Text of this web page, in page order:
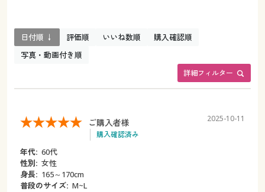
詳細フィルター
日付順 ↓ 評価順 いいね数順
購入確認順
写真・動画付き順
ご購入者様
購入確認済み
2025-10-11
年代: 60代
性別: 女性
身長: 165～170cm
普段のサイズ: M~L